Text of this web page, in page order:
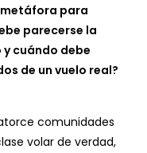
para
parecerse la
y cuándo debe
de un vuelo real?
comunidades
volar de verdad,